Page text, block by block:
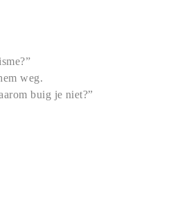
weg.
buig je niet?”